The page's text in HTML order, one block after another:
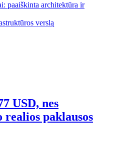
paaiškinta architektūra ir
verslą
USD, nes
paklausos